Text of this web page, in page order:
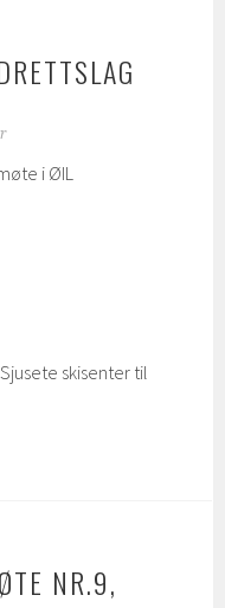
i ØIL
skisenter til
NR.9,